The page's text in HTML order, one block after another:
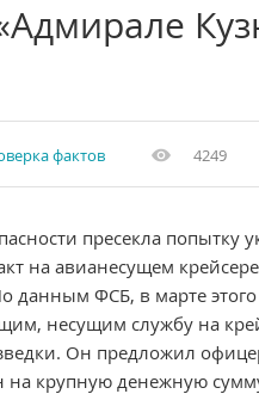
фактов 4249
пресекла попытку
на авианесущем
данным ФСБ, в марте этого
несущим службу на
Он предложил
на крупную денежную